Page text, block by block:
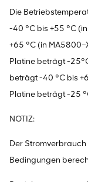
Die
-40 °C bis +55 °C
+65 °C (in
Platine beträgt -
beträgt -40 °C bis
Platine beträgt -25
NOTIZ:
Der
Bedingungen